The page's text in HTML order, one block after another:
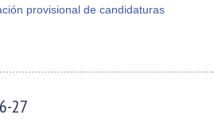
provisional de candidaturas
27